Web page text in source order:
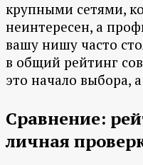
крупными сетями,
неинтересен, а
вашу нишу часто
в общий рейтинг
это начало выбора,
Сравнение:
личная